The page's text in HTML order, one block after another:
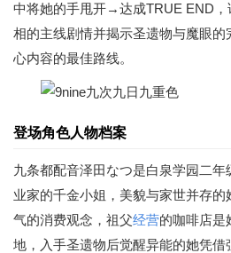
中将她的手甩开→达成TRUE END，
相的主线剧情并揭示圣遗物与魔眼
心内容的最佳路线。
登场角色人物档案
九条都配音泽田なつ是白泉学园二
业家的千金小姐，美貌与家世并存
气的消费观念，祖父经营的咖啡店是
地，入手圣遗物后觉醒异能的她凭